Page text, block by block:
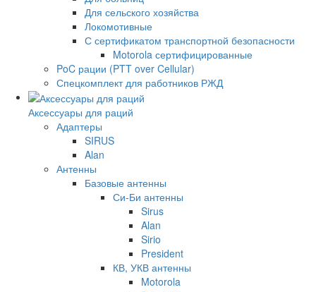
Для сельского хозяйства
Локомотивные
С сертификатом транспортной безопасности
Motorola сертифицированные
PoC рации (PTT over Cellular)
Спецкомплект для работников РЖД
Аксессуары для раций
Адаптеры
SIRUS
Alan
Антенны
Базовые антенны
Си-Би антенны
Sirus
Alan
Sirio
President
КВ, УКВ антенны
Motorola